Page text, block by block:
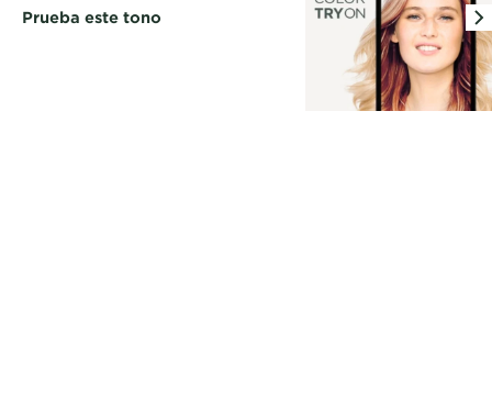
Prueba este tono